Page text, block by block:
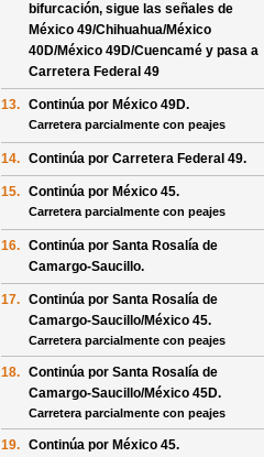
bifurcación, sigue las señales de
México 49/Chihuahua/México
40D/México 49D/Cuencamé y pasa a
Carretera Federal 49
13. Continúa por México 49D.
Carretera parcialmente con peajes
14. Continúa por Carretera Federal 49.
15. Continúa por México 45.
Carretera parcialmente con peajes
16. Continúa por Santa Rosalía de
Camargo-Saucillo.
17. Continúa por Santa Rosalía de
Camargo-Saucillo/México 45.
Carretera parcialmente con peajes
18. Continúa por Santa Rosalía de
Camargo-Saucillo/México 45D.
Carretera parcialmente con peajes
19. Continúa por México 45.